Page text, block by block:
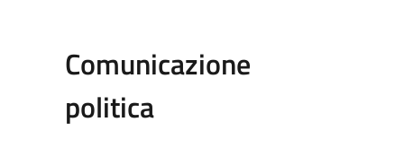
Comunicazione
politica